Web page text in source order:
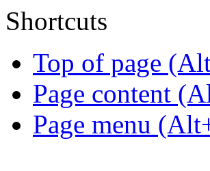
Shortcuts
Top of page
Page content
Page menu